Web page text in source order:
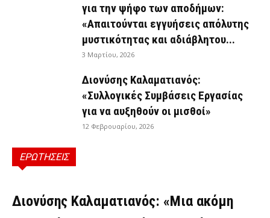
για την ψήφο των αποδήμων:
«Απαιτούνται εγγυήσεις απόλυτης
μυστικότητας και αδιάβλητου...
3 Μαρτίου, 2026
Διονύσης Καλαματιανός:
«Συλλογικές Συμβάσεις Εργασίας
για να αυξηθούν οι μισθοί»
12 Φεβρουαρίου, 2026
ΕΡΩΤΗΣΕΙΣ
ΕΡΩΤΉΣΕΙΣ
Διονύσης Καλαματιανός: «Μια ακόμη